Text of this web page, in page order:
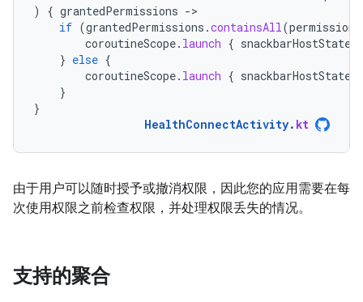
)
{ grantedPermissions -
if (grantedPermissions .containsAll(permissions
coroutineScope. launch { snackbarHostState
} else {
coroutineScope. launch { snackbarHostState
}
}
HealthConnectActivity. kt
由于用户可以随时授予或撤消权限，因此您的应用需要在每
次使用权限之前检查权限，并处理权限丢失的情况。
支持的聚合